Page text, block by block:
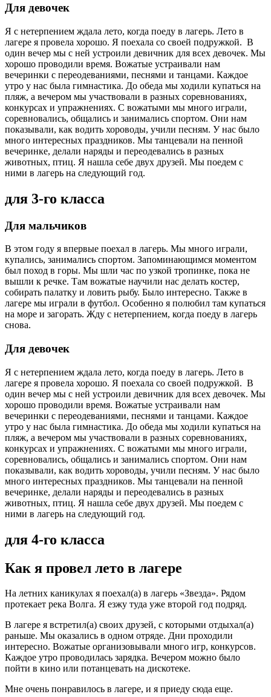
Для девочек
Я с нетерпением ждала лето, когда поеду в лагерь. Лето в
лагере я провела хорошо. Я поехала со своей подружкой. В
один вечер мы с ней устроили девичник для всех девочек. Мы
хорошо проводили время. Вожатые устраивали нам
вечеринки с переодеваниями, песнями и танцами. Каждое
утро у нас была гимнастика. До обеда мы ходили купаться на
пляж, а вечером мы участвовали в разных соревнованиях,
конкурсах и упражнениях. С вожатыми мы много играли,
соревновались, общались и занимались спортом. Они нам
показывали, как водить хороводы, учили песням. У нас было
много интересных праздников. Мы танцевали на пенной
вечеринке, делали наряды и переодевались в разных
животных, птиц. Я нашла себе двух друзей. Мы поедем с
ними в лагерь на следующий год.
для 3-го класса
Для мальчиков
В этом году я впервые поехал в лагерь. Мы много играли,
купались, занимались спортом. Запоминающимся моментом
был поход в горы. Мы шли час по узкой тропинке, пока не
вышли к речке. Там вожатые научили нас делать костер,
собирать палатку и ловить рыбу. Было интересно. Также в
лагере мы играли в футбол. Особенно я полюбил там купаться
на море и загорать. Жду с нетерпением, когда поеду в лагерь
снова.
Для девочек
Я с нетерпением ждала лето, когда поеду в лагерь. Лето в
лагере я провела хорошо. Я поехала со своей подружкой. В
один вечер мы с ней устроили девичник для всех девочек. Мы
хорошо проводили время. Вожатые устраивали нам
вечеринки с переодеваниями, песнями и танцами. Каждое
утро у нас была гимнастика. До обеда мы ходили купаться на
пляж, а вечером мы участвовали в разных соревнованиях,
конкурсах и упражнениях. С вожатыми мы много играли,
соревновались, общались и занимались спортом. Они нам
показывали, как водить хороводы, учили песням. У нас было
много интересных праздников. Мы танцевали на пенной
вечеринке, делали наряды и переодевались в разных
животных, птиц. Я нашла себе двух друзей. Мы поедем с
ними в лагерь на следующий год.
для 4-го класса
Как я провел лето в лагере
На летних каникулах я поехал(а) в лагерь «Звезда». Рядом
протекает река Волга. Я езжу туда уже второй год подряд.
В лагере я встретил(а) своих друзей, с которыми отдыхал(а)
раньше. Мы оказались в одном отряде. Дни проходили
интересно. Вожатые организовывали много игр, конкурсов.
Каждое утро проводилась зарядка. Вечером можно было
пойти в кино или потанцевать на дискотеке.
Мне очень понравилось в лагере, и я приеду сюда еще.